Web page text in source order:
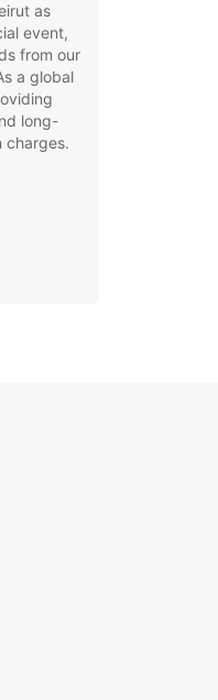
as
event,
from our
a global
long-
charges.